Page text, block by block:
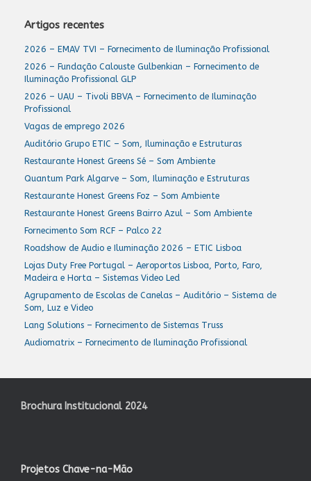
Artigos recentes
2026 – EMAV TVI – Fornecimento de Iluminação Profissional
2026 – Fundação Calouste Gulbenkian – Fornecimento de
Iluminação Profissional GLP
2026 – UAU – Tivoli BBVA – Fornecimento de Iluminação
Profissional
Vagas de emprego 2026
Auditório Grupo ETIC – Som, Iluminação e Estruturas
Restaurante Honest Greens Sé – Som Ambiente
Quantum Park Algarve – Som, Iluminação e Estruturas
Restaurante Honest Greens Foz – Som Ambiente
Restaurante Honest Greens Bairro Azul – Som Ambiente
Fornecimento Som RCF – Palco 22
Roadshow de Audio e Iluminação 2026 – ETIC Lisboa
Lojas Duty Free Portugal – Aeroportos Lisboa, Porto, Faro,
Madeira e Horta – Sistemas Video Led
Agrupamento de Escolas de Canelas – Auditório – Sistema de
Som, Luz e Video
Lang Solutions – Fornecimento de Sistemas Truss
Audiomatrix – Fornecimento de Iluminação Profissional
Brochura Institucional 2024
Projetos Chave-na-Mão